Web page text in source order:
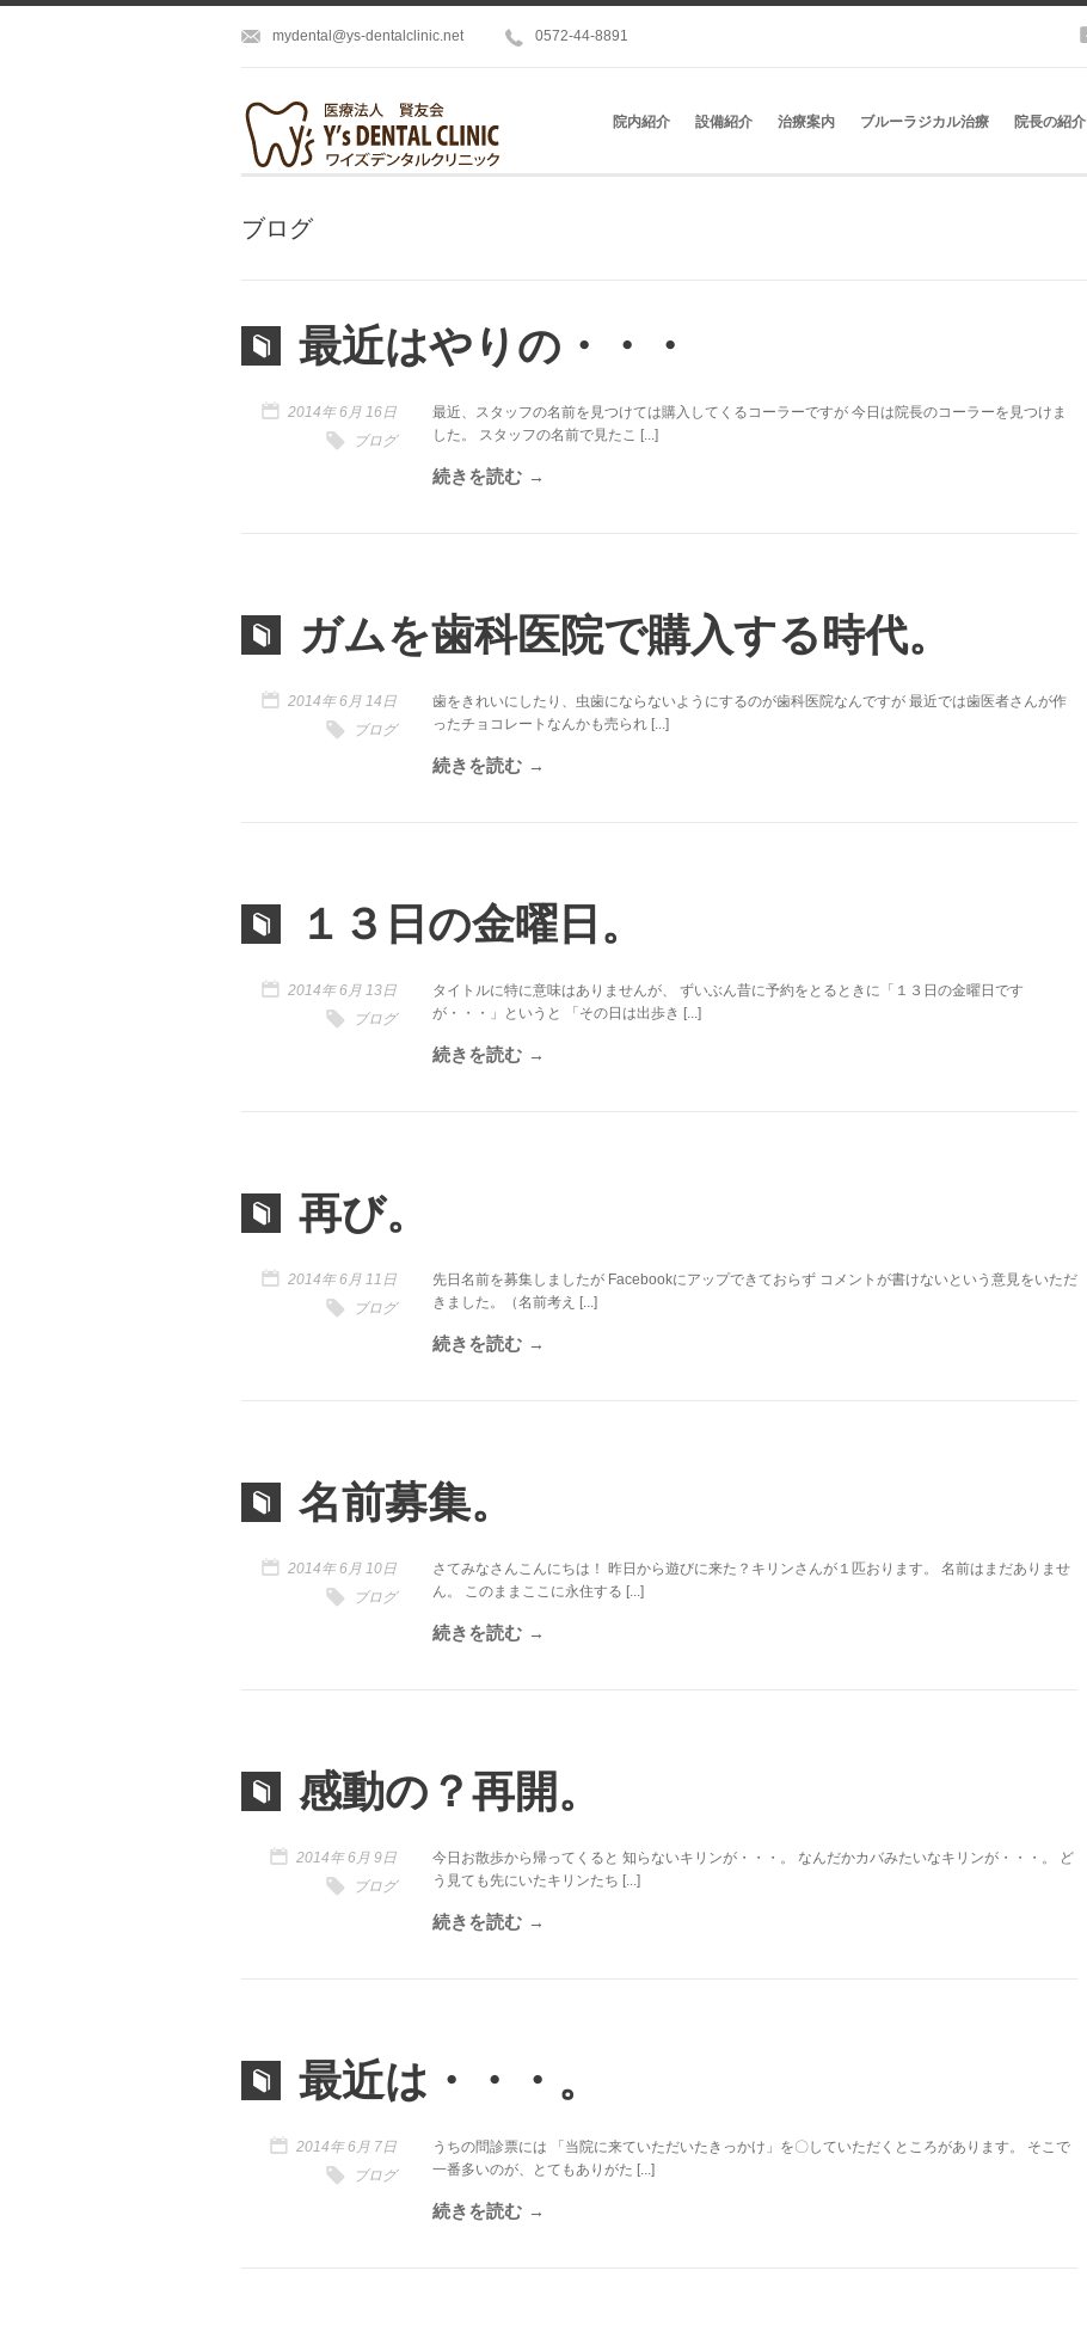
mydental@ys-dentalclinic.net 0572-44-8891
院内紹介 設備紹介 治療案内 ブルーラジカル治療 院長の紹介
ブログ
最近はやりの・・・
2014年 6月 16日
ブログ
最近、スタッフの名前を見つけては購入してくるコーラーですが 今日は院長のコーラーを見つけま
した。 スタッフの名前で見たこ [...]
続きを読む
ガムを歯科医院で購入する時代。
2014年 6月 14日
ブログ
歯をきれいにしたり、虫歯にならないようにするのが歯科医院なんですが 最近では歯医者さんが作
ったチョコレートなんかも売られ [...]
続きを読む
１３日の金曜日。
2014年 6月 13日
ブログ
タイトルに特に意味はありませんが、 ずいぶん昔に予約をとるときに「１３日の金曜日です
が・・・」というと 「その日は出歩き [...]
続きを読む
再び。
2014年 6月 11日
ブログ
先日名前を募集しましたが Facebookにアップできておらず コメントが書けないという意見をいただ
きました。（名前考え [...]
続きを読む
名前募集。
2014年 6月 10日
ブログ
さてみなさんこんにちは！ 昨日から遊びに来た？キリンさんが１匹おります。 名前はまだありませ
ん。 このままここに永住する [...]
続きを読む
感動の？再開。
2014年 6月 9日
ブログ
今日お散歩から帰ってくると 知らないキリンが・・・。 なんだかカバみたいなキリンが・・・。 ど
う見ても先にいたキリンたち [...]
続きを読む
最近は・・・。
2014年 6月 7日
ブログ
うちの問診票には 「当院に来ていただいたきっかけ」を〇していただくところがあります。 そこで
一番多いのが、とてもありがた [...]
続きを読む